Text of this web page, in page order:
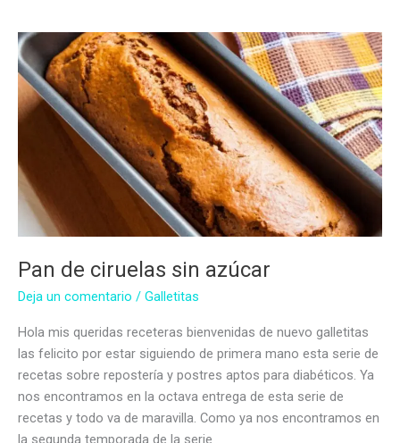
Pan de ciruelas sin azúcar
Deja un comentario / Galletitas
Hola mis queridas receteras bienvenidas de nuevo galletitas
las felicito por estar siguiendo de primera mano esta serie de
recetas sobre repostería y postres aptos para diabéticos. Ya
nos encontramos en la octava entrega de esta serie de
recetas y todo va de maravilla. Como ya nos encontramos en
la segunda temporada de la serie